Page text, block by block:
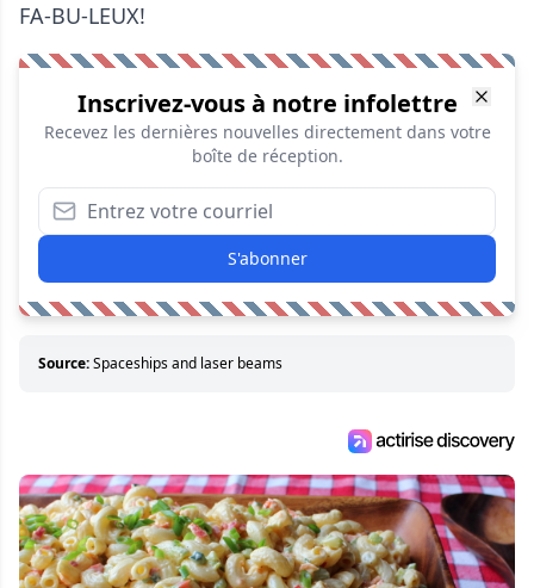
FA-BU-LEUX!
Inscrivez-vous à notre infolettre
Recevez les dernières nouvelles directement dans votre
boîte de réception.
S'abonner
Source:Spaceships and laser beams